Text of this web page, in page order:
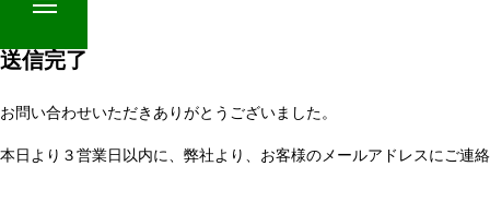
業務案内
インタビュー
送信完了
お問い合わせいただきありがとうございました。
本日より３営業日以内に、弊社より、お客様のメールアドレスにご連